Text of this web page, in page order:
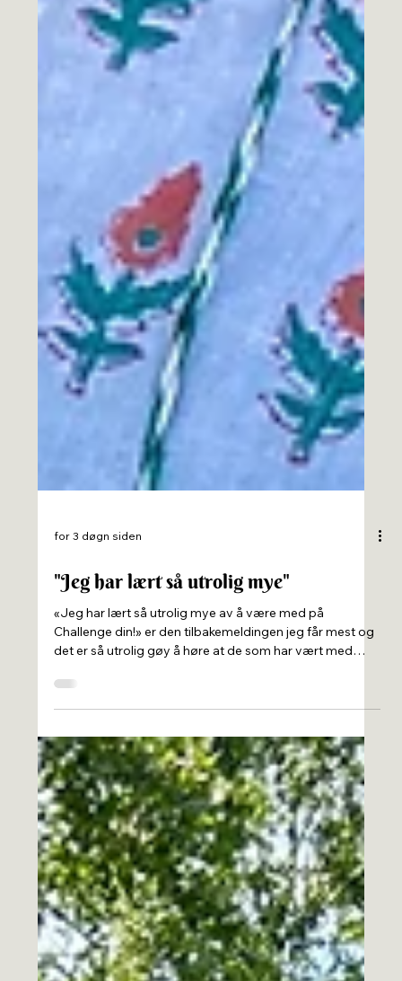
"Jeg har lært så utrolig mye"
«Jeg har lært så utrolig mye av å være med på
Challenge din!» er den tilbakemeldingen jeg får mest og
det er så utrolig gøy å høre at de som har vært med
tidligere på ‘Sy klær som faktisk passer deg - challengen’
min, nå sier de kan så mye mer om hva de skal gjøre for
å tilpasse symønstrene til sine egne kropper når de syr
klær! Bli med i denne runden av min helt gratis Challenge
de to siste ukene i august og hvis du har lyst til å
forberede deg allerede nå, så begynn å lete